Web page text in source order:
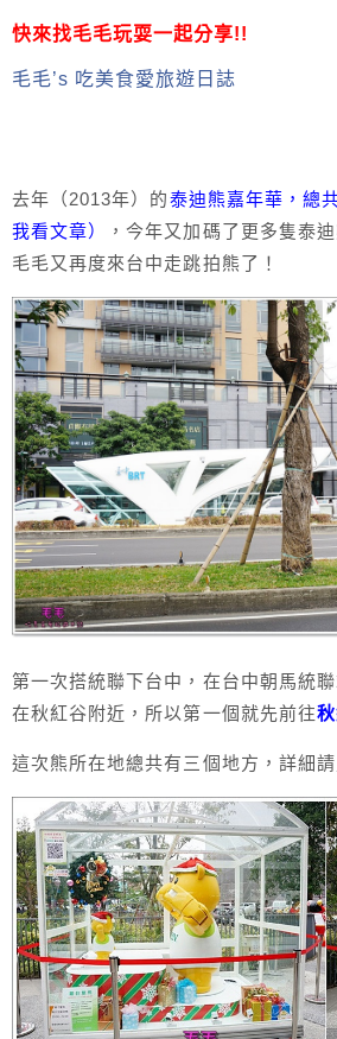
快來找毛毛玩耍一起分享!!
毛毛’s 吃美食愛旅遊日誌
去年（2013年）的泰迪熊嘉年華，總
我看文章）
，今年又加碼了更多隻泰
毛毛又再度來台中走跳拍熊了！
第一次搭統聯下台中，在台中朝馬統
在秋紅谷附近，所以第一個就先前往
這次熊所在地總共有三個地方，詳細